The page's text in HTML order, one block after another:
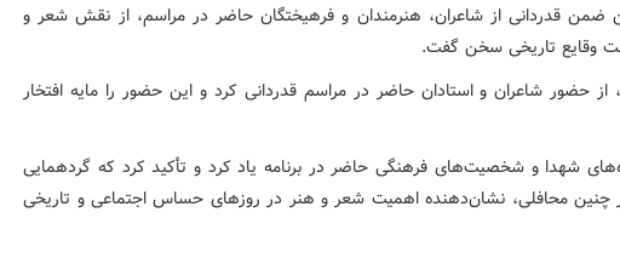
ضمن قدردانی از شاعران، هنرمندان و فرهیختگان حاضر در مراسم، از نقش شعر و
وقایع تاریخی سخن گفت.
حضور شاعران و استادان حاضر در مراسم قدردانی کرد و این حضور را مایه افتخار
شهدا و شخصیت‌های فرهنگی حاضر در برنامه یاد کرد و تأکید کرد که گردهمایی
چنین محافلی، نشان‌دهنده اهمیت شعر و هنر در روزهای حساس اجتماعی و تاریخی